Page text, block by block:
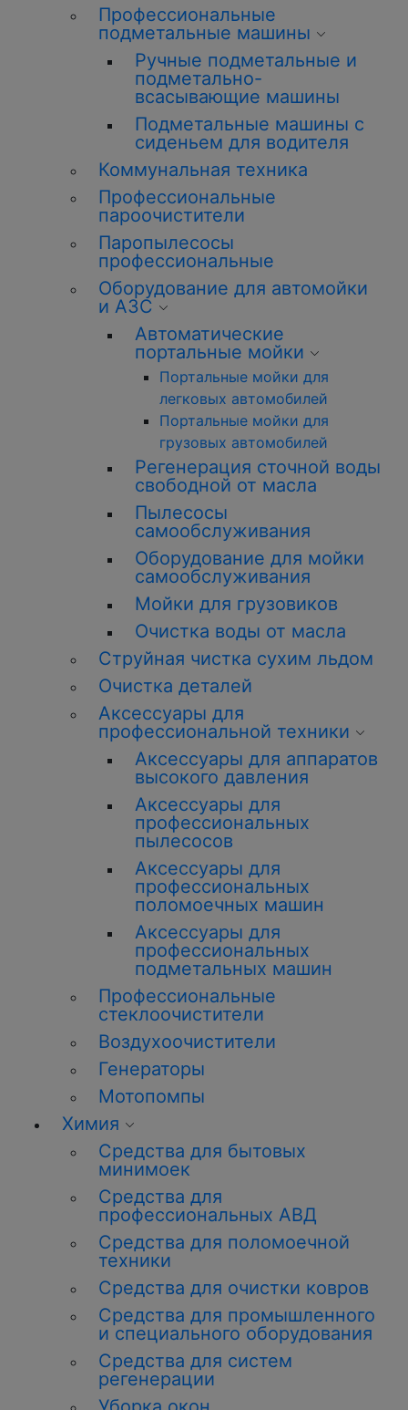
Профессиональные
подметальные машины
Ручные подметальные и
подметально-
всасывающие машины
Подметальные машины с
сиденьем для водителя
Коммунальная техника
Профессиональные
пароочистители
Паропылесосы
профессиональные
Оборудование для автомойки
и АЗС
Автоматические
портальные мойки
Портальные мойки для
легковых автомобилей
Портальные мойки для
грузовых автомобилей
Регенерация сточной воды
свободной от масла
Пылесосы
самообслуживания
Оборудование для мойки
самообслуживания
Мойки для грузовиков
Очистка воды от масла
Струйная чистка сухим льдом
Очистка деталей
Аксессуары для
профессиональной техники
Аксессуары для аппаратов
высокого давления
Аксессуары для
профессиональных
пылесосов
Аксессуары для
профессиональных
поломоечных машин
Аксессуары для
профессиональных
подметальных машин
Профессиональные
стеклоочистители
Воздухоочистители
Генераторы
Мотопомпы
Химия
Средства для бытовых
минимоек
Средства для
профессиональных АВД
Средства для поломоечной
техники
Средства для очистки ковров
Средства для промышленного
и специального оборудования
Средства для систем
регенерации